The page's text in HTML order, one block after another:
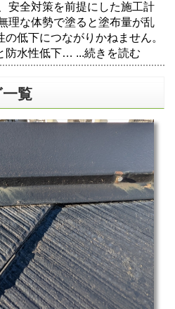
安全対策を前提にした施工計
理な体勢で塗ると塗布量が乱
低下につながりかねません。
防水性低下… ...続きを読む
覧